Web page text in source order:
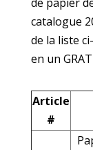
catalogue
de la liste
en un
Article
#